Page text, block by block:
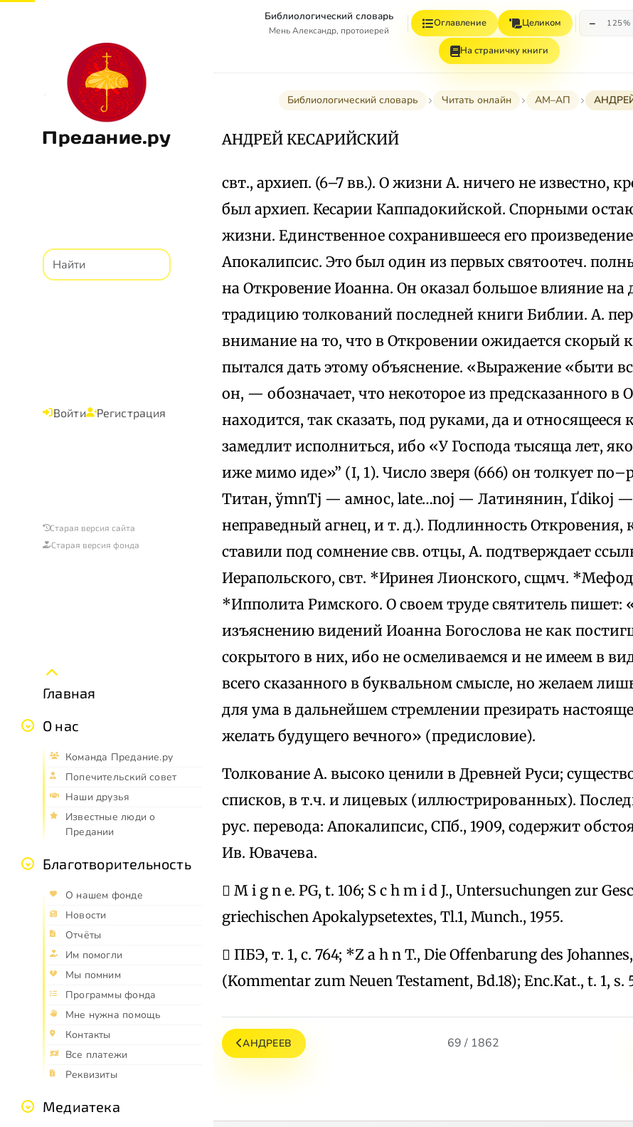
Предание.ру
Войти Регистрация
Старая версия сайта
Старая версия фонда
Главная
О нас
Команда Предание.ру
Попечительский совет
Наши друзья
Известные люди о
Предании
Благотворительность
О нашем фонде
Новости
Отчёты
Им помогли
Мы помним
Программы фонда
Мне нужна помощь
Контакты
Все платежи
Реквизиты
Медиатека
Библиологический словарь
Мень Александр, протоиерей
Оглавление Целиком − 125%
На страничку книги
Библиологический словарь Читать онлайн АМ–АП
АНДРЕЙ КЕСАРИЙСКИЙ
свт., архиеп. (6–7 вв.). О жизни А. ничего не известно,
был архиеп. Кесарии Каппадокийской. Спорными
жизни. Единственное сохранившееся его
Апокалипсис. Это был один из первых святоотеч.
на Откровение Иоанна. Он оказал большое влияние
традицию толкований последней книги Библии. А.
внимание на то, что в Откровении ожидается скорый
пытался дать этому объяснение. «Выражение «быти
он, — обозначает, что некоторое из предсказанного в
находится, так сказать, под руками, да и относящееся
замедлит исполниться, ибо «У Господа тысяща лет,
иже мимо иде»” (I, 1). Число зверя (666) он толкует
Титан, ўmnТj — амнос, late…noj — Латинянин, Ґdikoj —
неправедный агнец, и т. д.). Подлинность Откровения,
ставили под сомнение cвв. отцы, А. подтверждает
Иерапольского, свт. *Иринея Лионского, сщмч.
*Ипполита Римского. О своем труде святитель
изъяснению видений Иоанна Богослова не как
сокрытого в них, ибо не осмеливаемся и не имеем в
всего сказанного в буквальном смысле, но желаем
для ума в дальнейшем стремлении презирать
желать будущего вечного» (предисловие).
Толкование А. высоко ценили в Древней Руси;
списков, в т.ч. и лицевых (иллюстрированных).
рус. перевода: Апокалипсис, СПб., 1909, содержит
Ив. Ювачева.
 M i g n e. PG, t. 106; S c h m i d J., Untersuchungen zur
griechischen Apokalypsetextes, Tl.1, Munch., 1955.
 ПБЭ, т. 1, с. 764; *Z a h n T., Die Offenbarung des Johannes,
(Kommentar zum Neuen Testament, Bd.18); Еnc.Кat., t. 1, s.
АНДРЕЕВ 69 / 1862